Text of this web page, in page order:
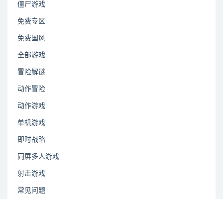
僵尸游戏
免费专区
免费国风
全部游戏
冒险解谜
动作冒险
动作游戏
单机游戏
即时战略
同屏多人游戏
射击游戏
常见问题